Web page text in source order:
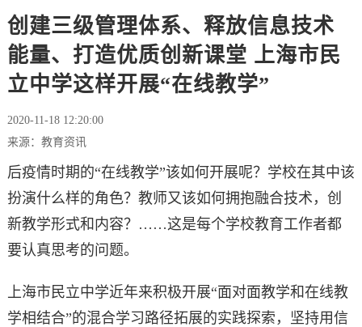
创建三级管理体系、释放信息技术
能量、打造优质创新课堂 上海市民
立中学这样开展“在线教学”
2020-11-18 12:20:00
来源：教育资讯
后疫情时期的“在线教学”该如何开展呢？学校在其中该
扮演什么样的角色？教师又该如何拥抱融合技术，创
新教学形式和内容？……这是每个学校教育工作者都
要认真思考的问题。
上海市民立中学近年来积极开展“面对面教学和在线教
学相结合”的混合学习路径拓展的实践探索，坚持用信